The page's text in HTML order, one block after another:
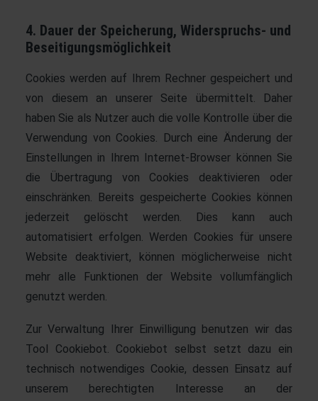
4. Dauer der Speicherung, Widerspruchs- und
Beseitigungsmöglichkeit
Cookies werden auf Ihrem Rechner gespeichert und
von diesem an unserer Seite übermittelt. Daher
haben Sie als Nutzer auch die volle Kontrolle über die
Verwendung von Cookies. Durch eine Änderung der
Einstellungen in Ihrem Internet-Browser können Sie
die Übertragung von Cookies deaktivieren oder
einschränken. Bereits gespeicherte Cookies können
jederzeit gelöscht werden. Dies kann auch
automatisiert erfolgen. Werden Cookies für unsere
Website deaktiviert, können möglicherweise nicht
mehr alle Funktionen der Website vollumfänglich
genutzt werden.
Zur Verwaltung Ihrer Einwilligung benutzen wir das
Tool Cookiebot. Cookiebot selbst setzt dazu ein
technisch notwendiges Cookie, dessen Einsatz auf
unserem berechtigten Interesse an der